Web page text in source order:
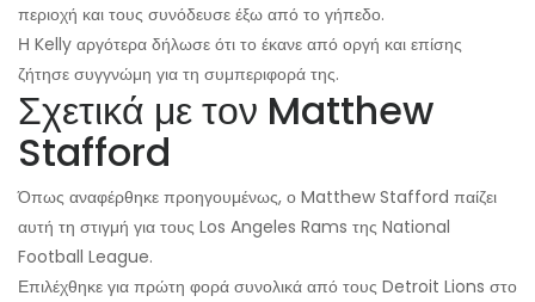
περιοχή και τους συνόδευσε έξω από το γήπεδο.
Η Kelly αργότερα δήλωσε ότι το έκανε από οργή και επίσης
ζήτησε συγγνώμη για τη συμπεριφορά της.
Σχετικά με τον Matthew
Stafford
Όπως αναφέρθηκε προηγουμένως, ο Matthew Stafford παίζει
αυτή τη στιγμή για τους Los Angeles Rams της National
Football League.
Επιλέχθηκε για πρώτη φορά συνολικά από τους Detroit Lions στο